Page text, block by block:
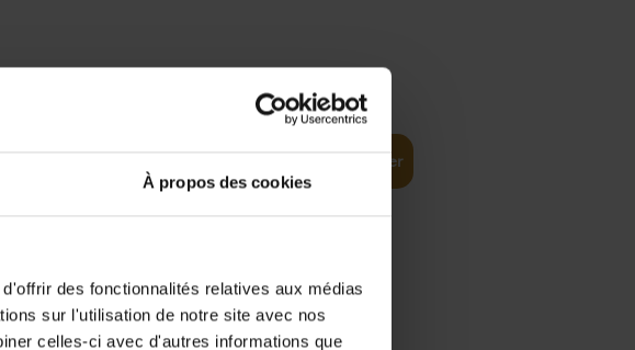
À propos des cookies
des fonctionnalités relatives aux médias
sur l'utilisation de notre site avec nos
celles-ci avec d'autres informations que
€29,99
Ajouter au panier
(EN) 99